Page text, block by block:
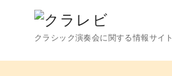
クラシック演奏会に関する情報サイト